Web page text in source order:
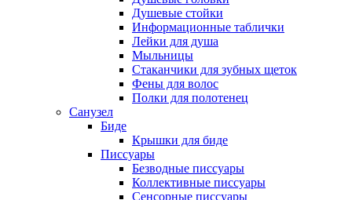
Душевые стойки
Информационные таблички
Лейки для душа
Мыльницы
Стаканчики для зубных щеток
Фены для волос
Полки для полотенец
Санузел
Биде
Крышки для биде
Писсуары
Безводные писсуары
Коллективные писсуары
Сенсорные писсуары